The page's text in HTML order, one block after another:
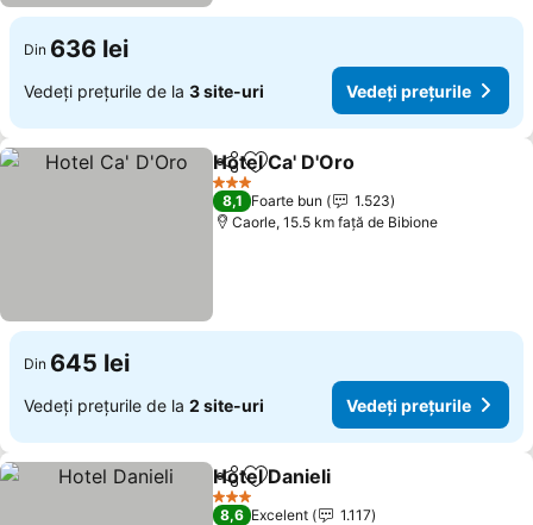
Din 636 lei
Vedeți prețurile de la 3 site-uri Vedeți prețurile
DistribuițiAdăugaţi la favorite
Hotel Ca' D'Oro
3 Stele
8,1 Foarte bun
1.523
Caorle, 15.5 km faţă de Bibione
Din 645 lei
Vedeți prețurile de la 2 site-uri Vedeți prețurile
DistribuițiAdăugaţi la favorite
Hotel Danieli
3 Stele
8,6 Excelent
1.117